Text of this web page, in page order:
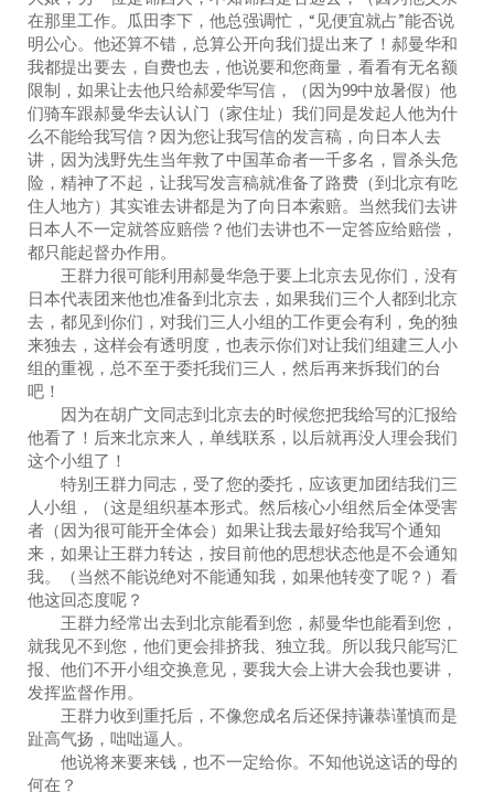
在那里工作。瓜田李下，他总强调忙，“见便宜就占”能否说
明公心。他还算不错，总算公开向我们提出来了！郝曼华和
我都提出要去，自费也去，他说要和您商量，看看有无名额
限制，如果让去他只给郝爱华写信，（因为99中放暑假）他
们骑车跟郝曼华去认认门（家住址）我们同是发起人他为什
么不能给我写信？因为您让我写信的发言稿，向日本人去
讲，因为浅野先生当年救了中国革命者一千多名，冒杀头危
险，精神了不起，让我写发言稿就准备了路费（到北京有吃
住人地方）其实谁去讲都是为了向日本索赔。当然我们去讲
日本人不一定就答应赔偿？他们去讲也不一定答应给赔偿，
都只能起督办作用。
王群力很可能利用郝曼华急于要上北京去见你们，没有
日本代表团来他也准备到北京去，如果我们三个人都到北京
去，都见到你们，对我们三人小组的工作更会有利，免的独
来独去，这样会有透明度，也表示你们对让我们组建三人小
组的重视，总不至于委托我们三人，然后再来拆我们的台
吧！
因为在胡广文同志到北京去的时候您把我给写的汇报给
他看了！后来北京来人，单线联系，以后就再没人理会我们
这个小组了！
特别王群力同志，受了您的委托，应该更加团结我们三
人小组，（这是组织基本形式。然后核心小组然后全体受害
者（因为很可能开全体会）如果让我去最好给我写个通知
来，如果让王群力转达，按目前他的思想状态他是不会通知
我。（当然不能说绝对不能通知我，如果他转变了呢？）看
他这回态度呢？
王群力经常出去到北京能看到您，郝曼华也能看到您，
就我见不到您，他们更会排挤我、独立我。所以我只能写汇
报、他们不开小组交换意见，要我大会上讲大会我也要讲，
发挥监督作用。
王群力收到重托后，不像您成名后还保持谦恭谨慎而是
趾高气扬，咄咄逼人。
他说将来要来钱，也不一定给你。不知他说这话的母的
何在？